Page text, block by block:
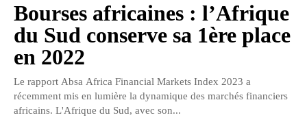
Bourses africaines : l’Afrique
du Sud conserve sa 1ère place
en 2022
Le rapport Absa Africa Financial Markets Index 2023 a
récemment mis en lumière la dynamique des marchés financiers
africains. L'Afrique du Sud, avec son...